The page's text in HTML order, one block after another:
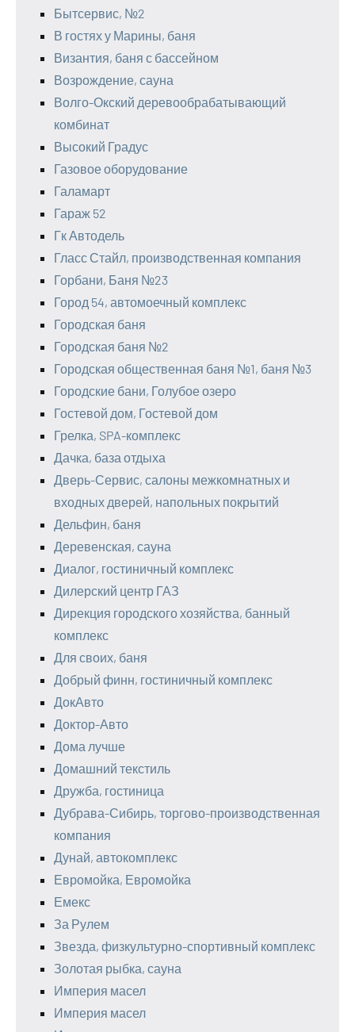
Бытсервис, №2
В гостях у Марины, баня
Византия, баня с бассейном
Возрождение, сауна
Волго-Окский деревообрабатывающий
комбинат
Высокий Градус
Газовое оборудование
Галамарт
Гараж 52
Гк Автодель
Гласс Стайл, производственная компания
Горбани, Баня №23
Город 54, автомоечный комплекс
Городская баня
Городская баня №2
Городская общественная баня №1, баня №3
Городские бани, Голубое озеро
Гостевой дом, Гостевой дом
Грелка, SPA-комплекс
Дачка, база отдыха
Дверь-Сервис, салоны межкомнатных и
входных дверей, напольных покрытий
Дельфин, баня
Деревенская, сауна
Диалог, гостиничный комплекс
Дилерский центр ГАЗ
Дирекция городского хозяйства, банный
комплекс
Для своих, баня
Добрый финн, гостиничный комплекс
ДокАвто
Доктор-Авто
Дома лучше
Домашний текстиль
Дружба, гостиница
Дубрава-Сибирь, торгово-производственная
компания
Дунай, автокомплекс
Евромойка, Евромойка
Емекс
За Рулем
Звезда, физкультурно-спортивный комплекс
Золотая рыбка, сауна
Империя масел
Империя масел